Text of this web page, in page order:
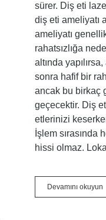
sürer. Diş eti
diş eti ameliyatı
ameliyatı
rahatsızlığa
altında
sonra hafif bir
ancak bu birkaç
geçecektir. Diş
etlerinizi
İşlem sırasında
hissi olmaz.
Devamını okuyun